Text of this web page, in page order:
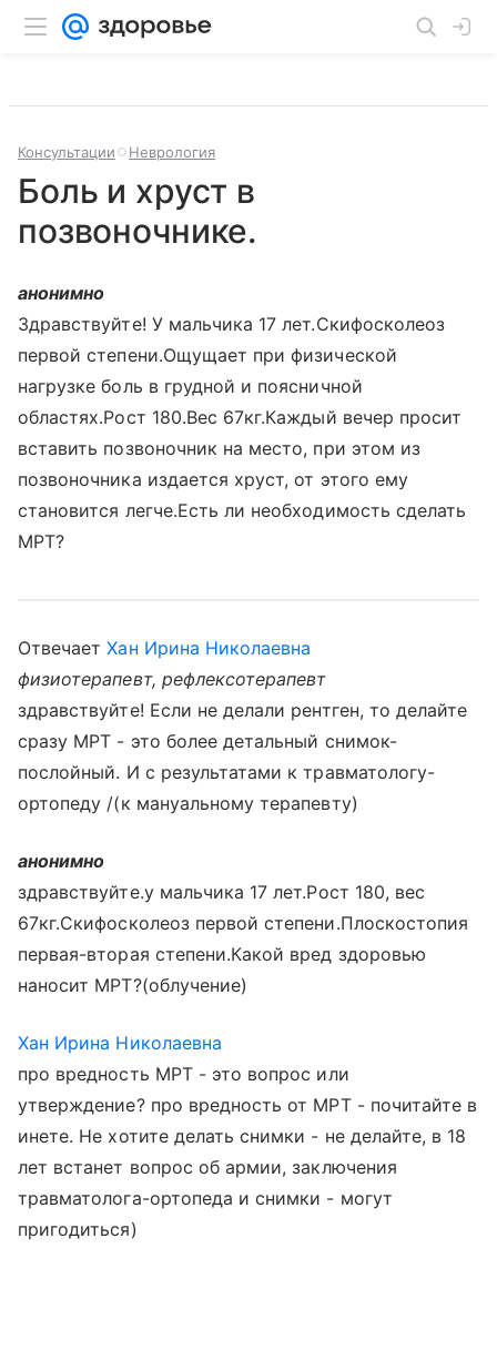
Консультации Неврология
Боль и хруст в
позвоночнике.
анонимно
Здравствуйте! У мальчика 17 лет.Скифосколеоз
первой степени.Ощущает при физической
нагрузке боль в грудной и поясничной
областях.Рост 180.Вес 67кг.Каждый вечер просит
вставить позвоночник на место, при этом из
позвоночника издается хруст, от этого ему
становится легче.Есть ли необходимость сделать
МРТ?
ОтвечаетХан Ирина Николаевна
физиотерапевт, рефлексотерапевт
здравствуйте! Если не делали рентген, то делайте
сразу МРТ - это более детальный снимок-
послойный. И с результатами к травматологу-
ортопеду /(к мануальному терапевту)
анонимно
здравствуйте.у мальчика 17 лет.Рост 180, вес
67кг.Скифосколеоз первой степени.Плоскостопия
первая-вторая степени.Какой вред здоровью
наносит МРТ?(облучение)
Хан Ирина Николаевна
про вредность МРТ - это вопрос или
утверждение? про вредность от МРТ - почитайте в
инете. Не хотите делать снимки - не делайте, в 18
лет встанет вопрос об армии, заключения
травматолога-ортопеда и снимки - могут
пригодиться)